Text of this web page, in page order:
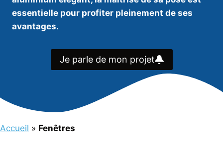
essentielle pour profiter pleinement de ses
avantages.
Je parle de mon projet
Accueil » Fenêtres